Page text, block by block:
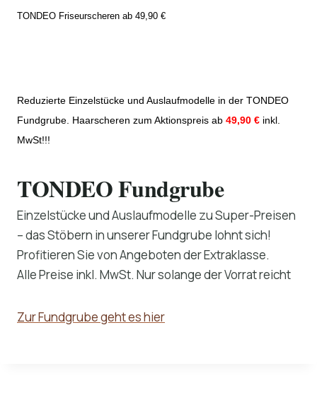
TONDEO Friseurscheren ab 49,90 €
Reduzierte Einzelstücke und Auslaufmodelle in der TONDEO
Fundgrube. Haarscheren zum Aktionspreis ab 49,90 € inkl.
MwSt!!!
TONDEO Fundgrube
Einzelstücke und Auslaufmodelle zu Super-Preisen
– das Stöbern in unserer Fundgrube lohnt sich!
Profitieren Sie von Angeboten der Extraklasse.
Alle Preise inkl. MwSt. Nur solange der Vorrat reicht
Zur Fundgrube geht es hier